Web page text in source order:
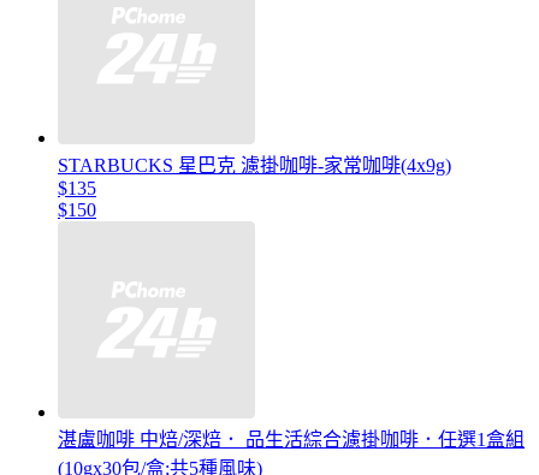
STARBUCKS 星巴克 濾掛咖啡-家常咖啡(4x9g)
$135
$150
湛盧咖啡 中焙/深焙． 品生活綜合濾掛咖啡．任選1盒組
(10gx30包/盒;共5種風味)